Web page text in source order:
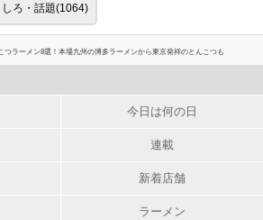
しろ・話題(1064)
つラーメン8選！本場九州の博多ラーメンから東京発祥のとんこつも
今日は何の日
連載
新着店舗
ラーメン